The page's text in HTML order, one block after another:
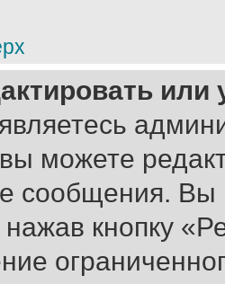
можете
сообщения. Вы
кнопку